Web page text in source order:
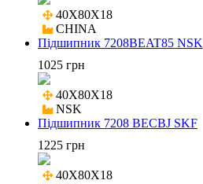
40X80X18
CHINA
Підшипник 7208BEAT85 NSK
1025 грн
40X80X18
NSK
Підшипник 7208 BECBJ SKF
1225 грн
40X80X18